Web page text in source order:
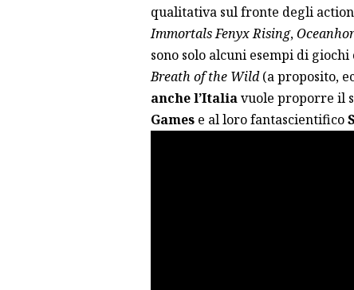
qualitativa sul fronte degli
Immortals Fenyx Rising,
sono solo alcuni esempi di
Breath of the Wild(a proposito,
anche l’Italiavuole proporre il
Gamese al loro fantascientifico